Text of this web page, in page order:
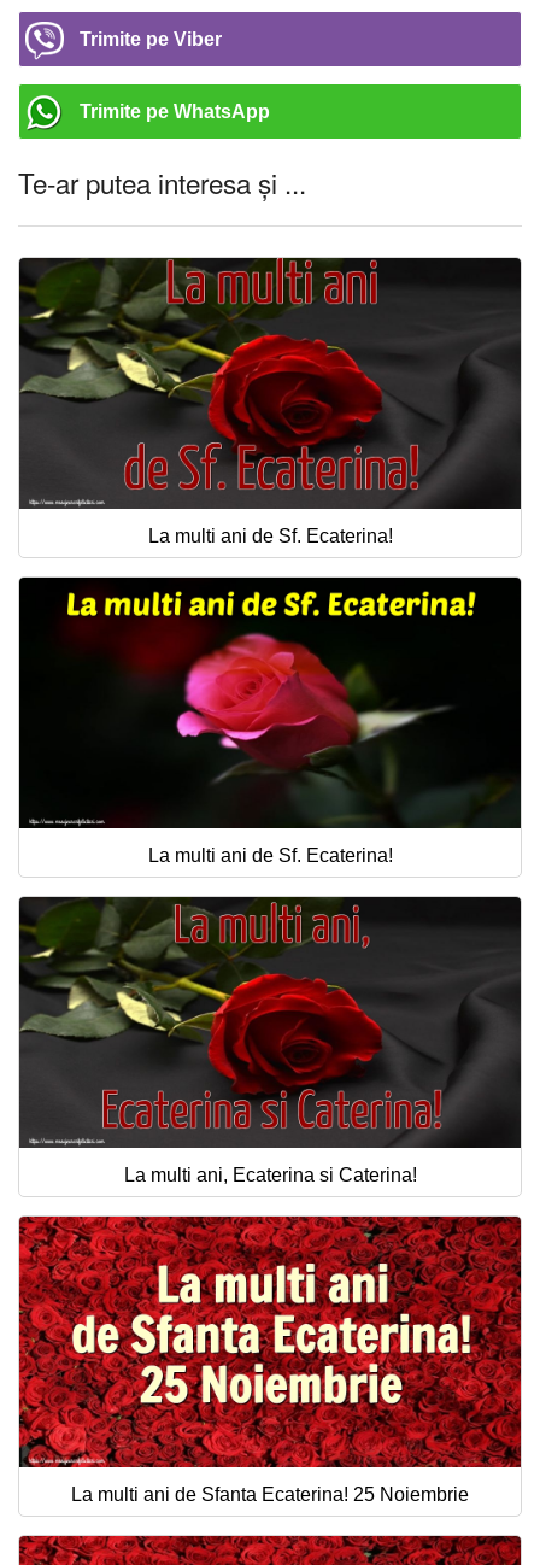
Trimite pe Viber
Trimite pe WhatsApp
Te-ar putea interesa și ...
La multi ani de Sf. Ecaterina!
La multi ani de Sf. Ecaterina!
La multi ani, Ecaterina si Caterina!
La multi ani de Sfanta Ecaterina! 25 Noiembrie